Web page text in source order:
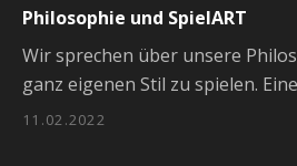
Philosophie und SpielART
11.02.2022
Wir sprechen über unsere
ganz eigenen Stil zu spielen.